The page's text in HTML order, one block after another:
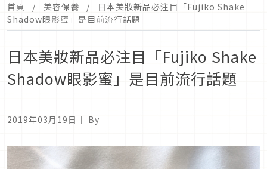
首頁 美容保養
日本美妝新品必注目「Fujiko Shake
Shadow眼影蜜」是目前流行話題
日本美妝新品必注目「Fujiko Shake
Shadow眼影蜜」是目前流行話題
2019年03月19日 ｜ By